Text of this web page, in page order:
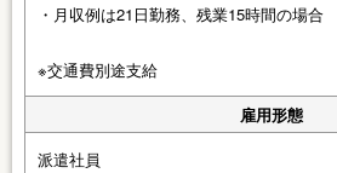
・月収例は21日勤務、残業15時間の場合
※交通費別途支給
雇用形態
派遣社員